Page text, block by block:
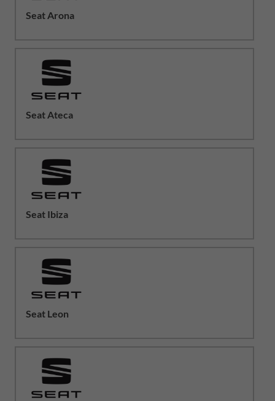
Seat Arona
Seat Ateca
Seat Ibiza
Seat Leon